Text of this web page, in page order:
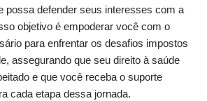
possa defender seus interesses com a
objetivo é empoderar você com o
para enfrentar os desafios impostos
assegurando que seu direito à saúde
e que você receba o suporte
cada etapa dessa jornada.